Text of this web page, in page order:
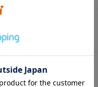
お食事エプロン